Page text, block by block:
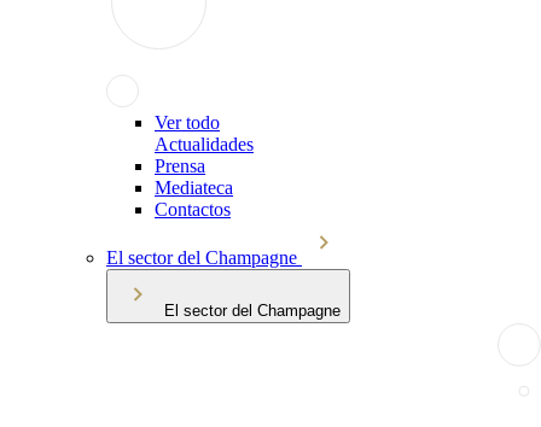
Ver todo
Actualidades
Prensa
Mediateca
Contactos
El sector del Champagne
El sector del Champagne